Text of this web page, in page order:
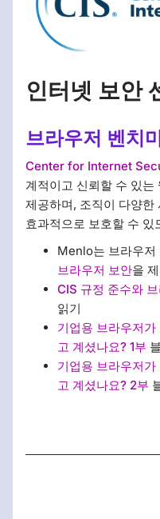
인터넷 보안
브라우저 벤치
Center for Internet
계적이고 신뢰할 수 있는
제공하며, 조직이 다양한
효과적으로 보호할 수 있
Menlo는 브라우저
브라우저 보안을
CIS 규정 준수와
읽기
기업용 브라우저
고 계셨나요? 1부
기업용 브라우저
고 계셨나요? 2부